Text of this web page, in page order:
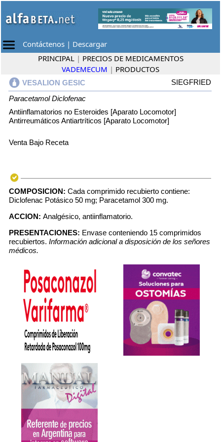
Contáctenos | Descargar
PRINCIPAL | PRECIOS DE MEDICAMENTOS
VADEMECUM | PRODUCTOS
VESALION GESIC
SIEGFRIED
Paracetamol Diclofenac
Antiinflamatorios no Esteroides [Aparato Locomotor]
Antirreumáticos Antiartríticos [Aparato Locomotor]
Venta Bajo Receta
COMPOSICION: Cada comprimido recubierto contiene:
Diclofenac Potásico 50 mg; Paracetamol 300 mg.
ACCION: Analgésico, antiinflamatorio.
PRESENTACIONES: Envase conteniendo 15 comprimidos
recubiertos. Información adicional a disposición de los señores
médicos.